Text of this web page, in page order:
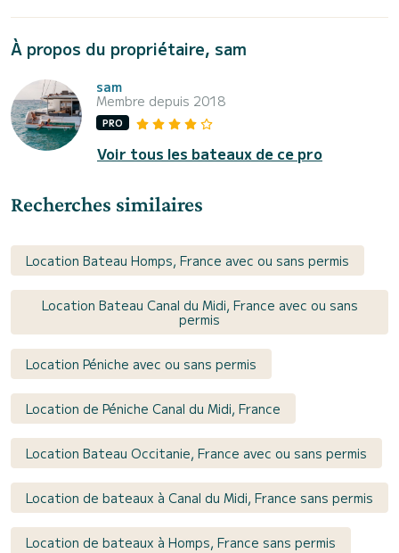
À propos du propriétaire, sam
sam
Membre depuis 2018
PRO
Voir tous les bateaux de ce pro
Recherches similaires
Location Bateau Homps, France avec ou sans permis
Location Bateau Canal du Midi, France avec ou sans
permis
Location Péniche avec ou sans permis
Location de Péniche Canal du Midi, France
Location Bateau Occitanie, France avec ou sans permis
Location de bateaux à Canal du Midi, France sans permis
Location de bateaux à Homps, France sans permis